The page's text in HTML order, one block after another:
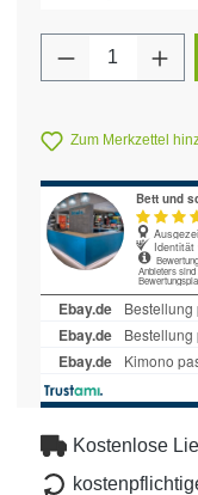
Produkt
Zum Merkzettel
Kostenlose